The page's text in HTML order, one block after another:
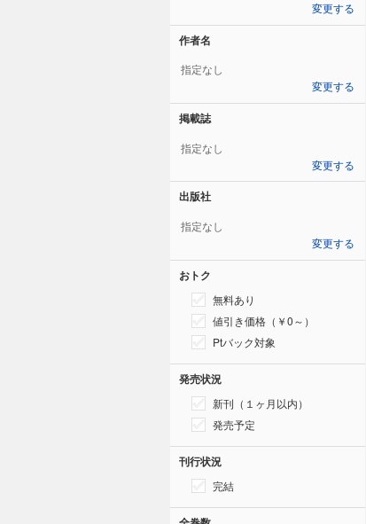
変更する
作者名
指定なし
変更する
掲載誌
指定なし
変更する
出版社
指定なし
変更する
おトク
無料あり
値引き価格（￥0～）
Ptバック対象
発売状況
新刊（１ヶ月以内）
発売予定
刊行状況
完結